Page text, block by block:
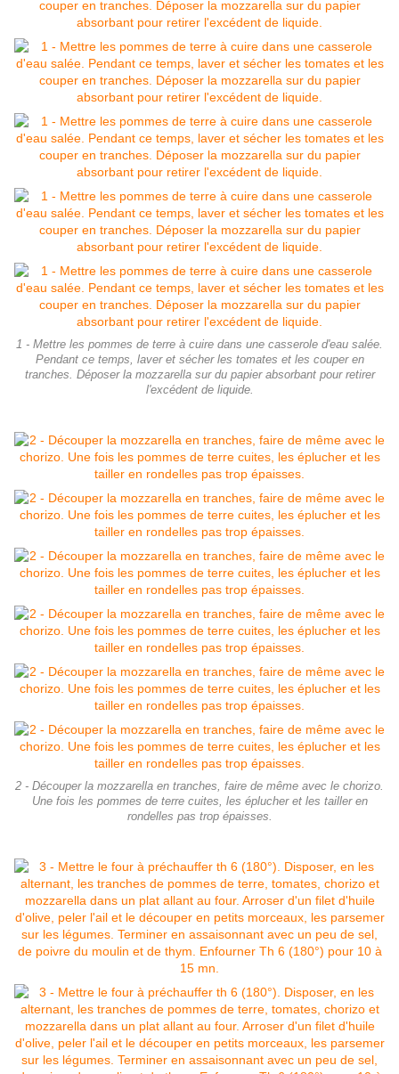
1 - Mettre les pommes de terre à cuire dans une casserole d'eau salée.
Pendant ce temps, laver et sécher les tomates et les couper en
tranches. Déposer la mozzarella sur du papier absorbant pour retirer
l'excédent de liquide.
2 - Découper la mozzarella en tranches, faire de même avec le chorizo.
Une fois les pommes de terre cuites, les éplucher et les tailler en
rondelles pas trop épaisses.